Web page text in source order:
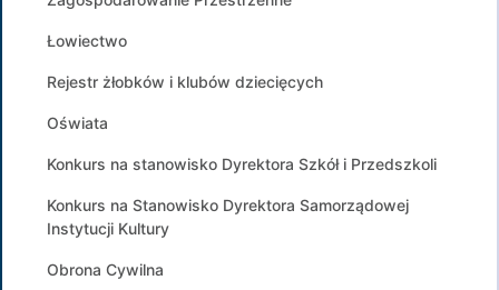
Łowiectwo
Rejestr żłobków i klubów dziecięcych
Oświata
Konkurs na stanowisko Dyrektora Szkół i Przedszkoli
Konkurs na Stanowisko Dyrektora Samorządowej
Instytucji Kultury
Obrona Cywilna